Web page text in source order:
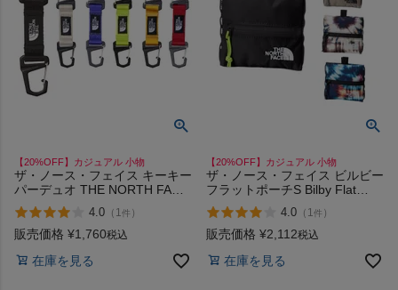
サックス SAXX
オン On
ベースボールマリオ（野球商品）
お気に入り
【20%OFF】カジュアル 小物
ザ・ノース・フェイス キーキー
パーデュオ THE NORTH FACE
KEY KEEPER DUO
4.0 （ 1件 ）
販売価格 ¥1,760税込
在庫を見る
【20%OFF】カジュアル 小物
ザ・ノース・フェイス ビルビー
フラットポーチS Bilby Flat
Pouch S THE NORTH FACE
4.0 （ 1件 ）
販売価格 ¥2,112税込
在庫を見る